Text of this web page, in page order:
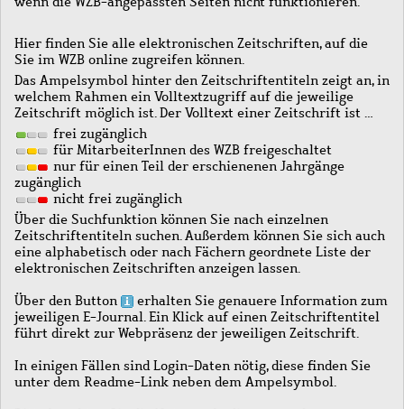
Hier finden Sie alle elektronischen Zeitschriften, auf die
Sie im WZB online zugreifen können.
Das Ampelsymbol hinter den Zeitschriftentiteln zeigt an, in
welchem Rahmen ein Volltextzugriff auf die jeweilige
Zeitschrift möglich ist. Der Volltext einer Zeitschrift ist …
frei zugänglich
für MitarbeiterInnen des WZB freigeschaltet
nur für einen Teil der erschienenen Jahrgänge
zugänglich
nicht frei zugänglich
Über die Suchfunktion können Sie nach einzelnen
Zeitschriftentiteln suchen. Außerdem können Sie sich auch
eine alphabetisch oder nach Fächern geordnete Liste der
elektronischen Zeitschriften anzeigen lassen.
Über den Button
erhalten Sie genauere Information zum
jeweiligen E-Journal. Ein Klick auf einen Zeitschriftentitel
führt direkt zur Webpräsenz der jeweiligen Zeitschrift.
In einigen Fällen sind Login-Daten nötig, diese finden Sie
unter dem Readme-Link neben dem Ampelsymbol.